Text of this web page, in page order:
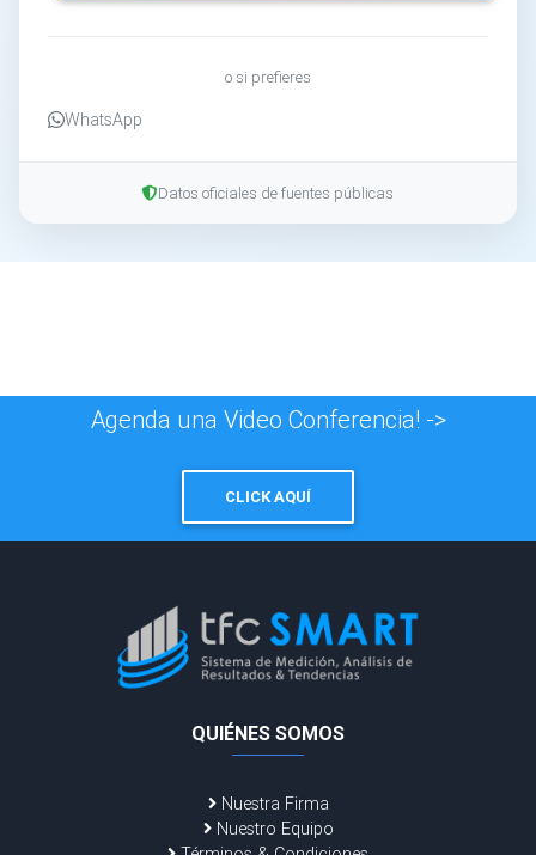
o si prefieres
WhatsApp
Datos oficiales de fuentes públicas
Agenda una Video Conferencia! ->
CLICK AQUÍ
QUIÉNES SOMOS
Nuestra Firma
Nuestro Equipo